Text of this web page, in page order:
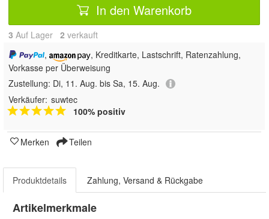
In den Warenkorb
3 Auf Lager 2 verkauft
,
, Kreditkarte, Lastschrift, Ratenzahlung,
Vorkasse per Überweisung
Zustellung: Di, 11. Aug. bis Sa, 15. Aug.
Verkäufer: suwtec
100% positiv
Merken Teilen
Produktdetails Zahlung, Versand & Rückgabe
Artikelmerkmale